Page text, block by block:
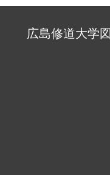
広島修道大学